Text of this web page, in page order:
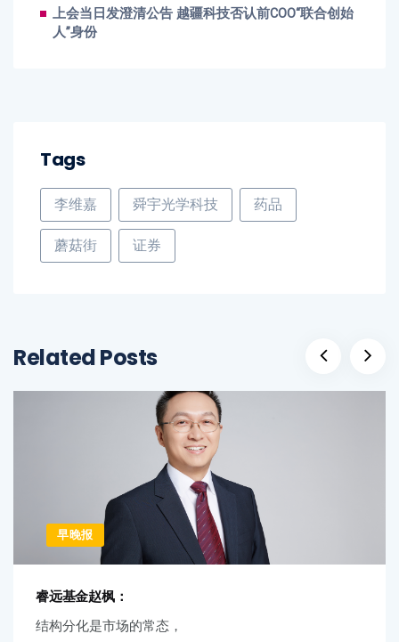
上会当日发澄清公告 越疆科技否认前COO“联合创始
人”身份
Tags
李维嘉 舜宇光学科技 药品
蘑菇街 证券
Related Posts
早晚报
睿远基金赵枫：
结构分化是市场的常态，